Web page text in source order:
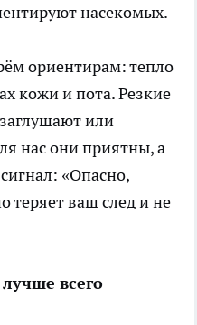
насекомых.
ориентирам: тепло
кожи и пота. Резкие
или
нас они приятны, а
«Опасно,
теряет ваш след и не
всего